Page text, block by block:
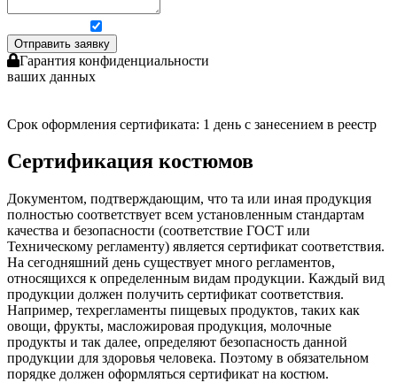
Отправить заявку
Гарантия конфиденциальности
ваших данных
Срок оформления сертификата: 1 день с занесением в реестр
Сертификация костюмов
Документом, подтверждающим, что та или иная продукция
полностью соответствует всем установленным стандартам
качества и безопасности (соответствие ГОСТ или
Техническому регламенту) является сертификат соответствия.
На сегодняшний день существует много регламентов,
относящихся к определенным видам продукции. Каждый вид
продукции должен получить сертификат соответствия.
Например, техрегламенты пищевых продуктов, таких как
овощи, фрукты, масложировая продукция, молочные
продукты и так далее, определяют безопасность данной
продукции для здоровья человека. Поэтому в обязательном
порядке должен оформляться сертификат на костюм.